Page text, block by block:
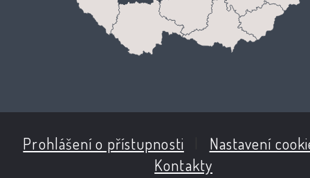
Prohlášení o přístupnosti
Nastavení
Kontakty